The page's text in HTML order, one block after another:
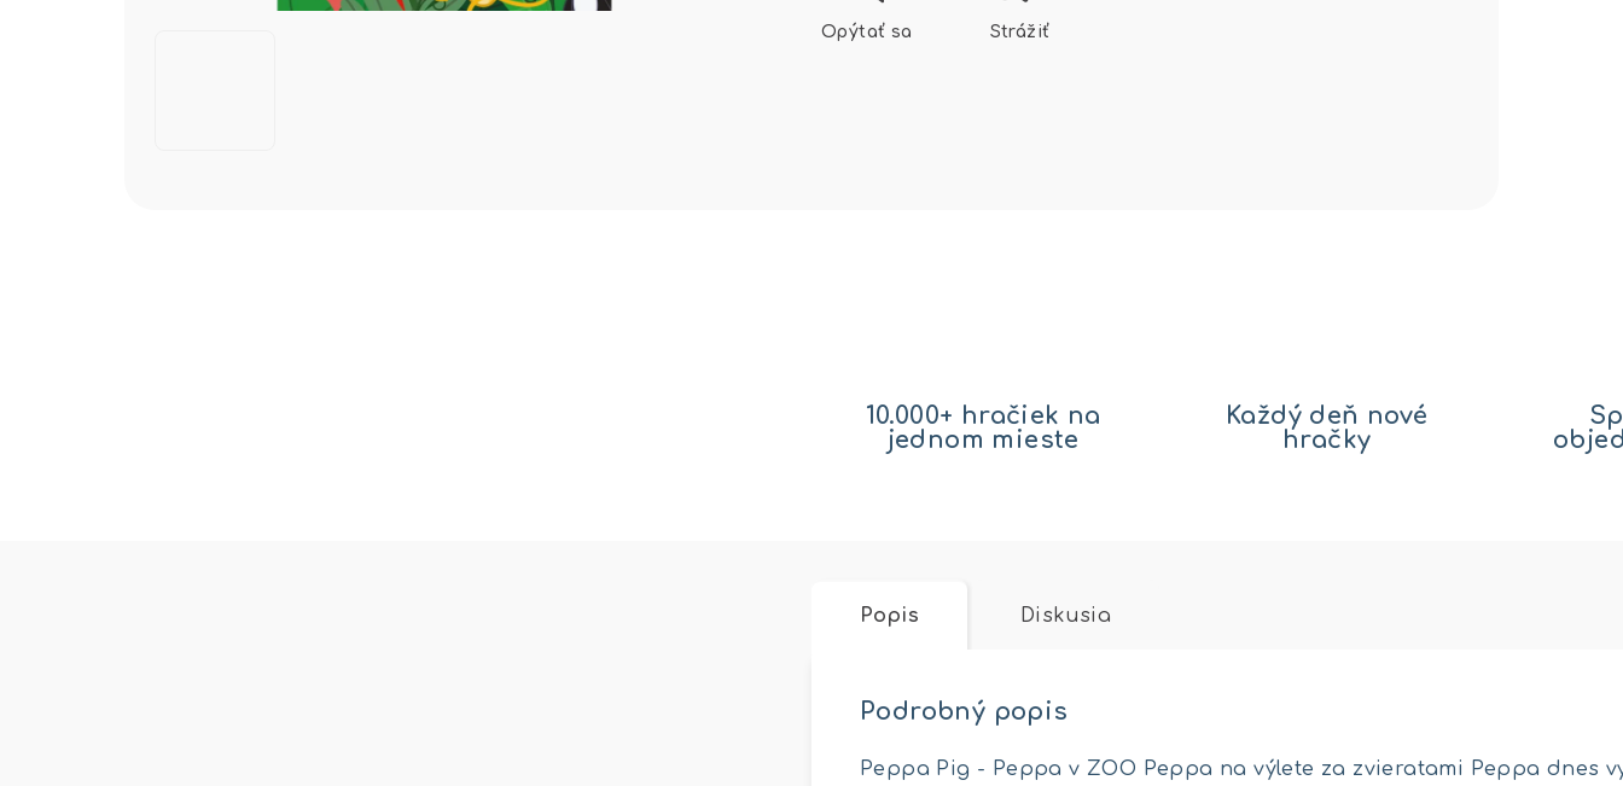
Opýtať sa Strážiť
10.000+ hračiek na
jednom mieste
Každý deň nové
hračky
Popis Diskusia
Podrobný popis
Peppa Pig - Peppa v ZOO Peppa na výlete za zvieratami Peppa dnes